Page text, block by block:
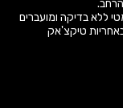
ללא בדיקה ומועברים
טיקצ'אק